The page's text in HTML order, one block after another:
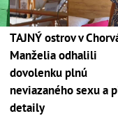
TAJNÝ ostrov v
Manželia odhalili
dovolenku plnú
neviazaného sexu a
detaily